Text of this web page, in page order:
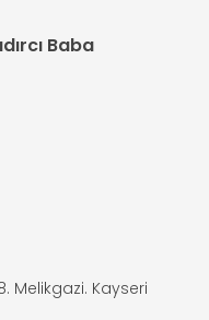
Baba
Melikgazi. Kayseri